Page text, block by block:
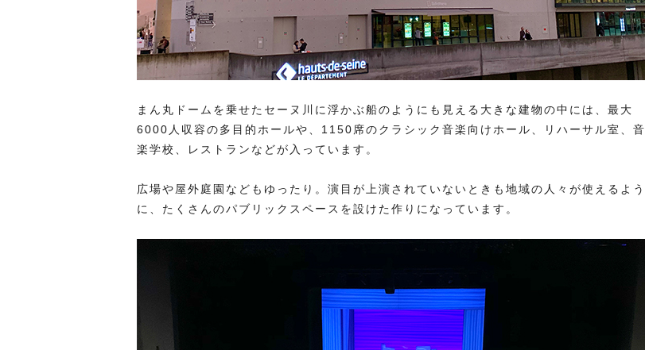
まん丸ドームを乗せたセーヌ川に浮かぶ船のようにも見える大きな建物の中には、最大
6000人収容の多目的ホールや、1150席のクラシック音楽向けホール、リハーサル室、音
楽学校、レストランなどが入っています。
広場や屋外庭園などもゆったり。演目が上演されていないときも地域の人々が使えるよう
に、たくさんのパブリックスペースを設けた作りになっています。